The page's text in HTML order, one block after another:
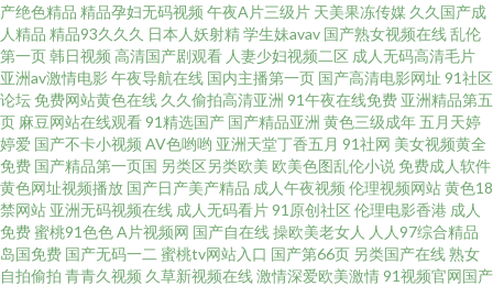
分钟 91在线精品国 男女av免费看 日韩三级专区 91探花在线 影音先锋福利网
91福利电影网 黄色网页版 麻豆久久精品 欧美www成人 97色资源总站 国产精
品地址 日韩中文字幕人妻 九一的小视频 无码专区第一页 a片亚洲欧美 超碰97
久久 久草免费色站 人妻中文字幕不卡精品 97午夜剧场场 草莓视频18 午夜男
人网站 国产精品5236666666666 97亚洲精品成人 日韩成人精品免费看 国产
产绝色精品 精品孕妇无码视频 午夜A片三级片 天美果冻传媒 久久国产成
人精品 精品93久久久 日本人妖射精学生妹avav 国产熟女视频在线乱伦
第一页韩日视频 高清国产剧观看 人妻少妇视频二区 成人无码高清毛片
亚洲av激情电影 午夜导航在线 国内主播第一页 国产高清电影网址 91社区
论坛 免费网站黄色在线 久久偷拍高清亚洲 91午夜在线免费 亚洲精品第五
页 麻豆网站在线观看91精选国产 国产精品亚洲 黄色三级成年 五月天婷
婷爱 国产不卡小视频 AV色哟哟 亚洲天堂丁香五月 91社网 美女视频黄全
免费 国产精品第一页国 另类区另类欧美 欧美色图乱伦小说 免费成人软件
黄色网址视频播放 国产日产美产精品 成人午夜视频 伦理视频网站黄色18
禁网站 亚洲无码视频在线 成人无码看片91原创社区 伦理电影香港 成人
免费蜜桃91色色A片视频网 国产自在线操欧美老女人 人人97综合精品
岛国免费 国产无码一二 蜜桃tv网站入口 国产第66页 另类国产在线熟女
自拍偷拍 青青久视频 久草新视频在线激情深爱欧美激情91视频官网国产